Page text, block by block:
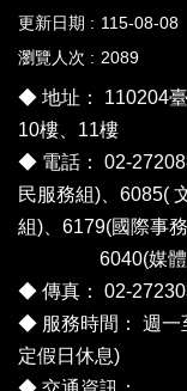
更新日期
115-08-08
瀏覽人次
2089
◆ 地址： 110204臺
10樓、11樓
◆ 電話： 02-
民服務組)、6085(
組)、6179(國際事務
6040(媒體事
◆ 傳真： 02-
◆ 服務時間： 週一
定假日休息)